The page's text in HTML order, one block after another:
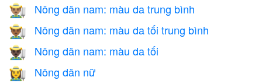
👨🏽‍🌾 Nông dân nam: màu da trung bình
👨🏾‍🌾 Nông dân nam: màu da tối trung bình
👨🏿‍🌾 Nông dân nam: màu da tối
👩‍🌾 Nông dân nữ